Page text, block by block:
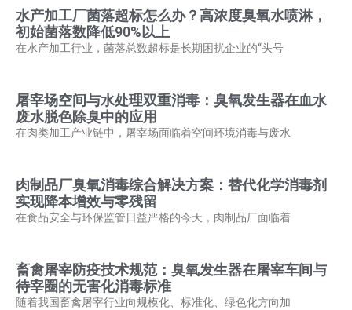
水产加工厂菌落超标怎么办？高浓度臭氧水喷淋，
初始菌落数降低90%以上
在水产加工行业，菌落总数超标是长期困扰企业的“头号
屠宰场空间与水处理双重消毒：臭氧发生器在血水
废水脱色除臭中的应用
在肉类加工产业链中，屠宰场面临着空间环境消毒与废水
肉制品厂臭氧消毒综合解决方案：替代化学消毒剂
实现降本增效与零残留
在食品安全与环保监管日益严格的今天，肉制品厂面临着
畜禽屠宰防疫技术规范：臭氧发生器在屠宰车间与
待宰圈的无害化消毒标准
随着我国畜禽屠宰行业向规模化、标准化、绿色化方向加